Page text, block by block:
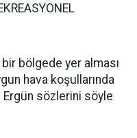
bir bölgede yer alması
hava koşullarında
sözlerini söyle